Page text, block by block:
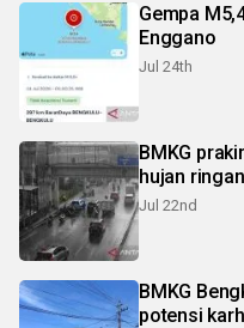
Gempa
Enggano
Jul 24th
BMKG
hujan ringan
Jul 22nd
BMKG
potensi